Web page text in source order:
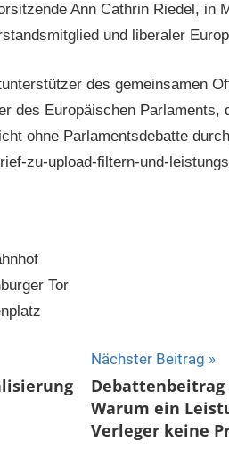
Ann Cathrin Riedel, in
und liberaler
des gemeinsamen
des Europäischen Parlaments,
ohne Parlamentsdebatte
zu-upload-filtern-und-
Tor
Nächster Beitrag
Debattenbeitrag
Warum ein
Verleger keine